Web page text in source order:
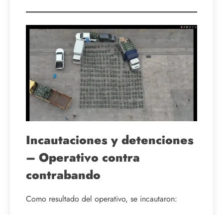
Incautaciones y detenciones
– Operativo contra
contrabando
Como resultado del operativo, se incautaron: